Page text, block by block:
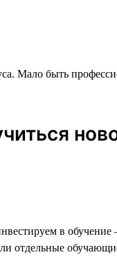
Мало быть
в обучение
отдельные